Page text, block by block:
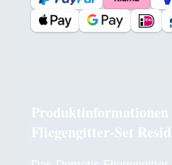
Fliegengitter-Set